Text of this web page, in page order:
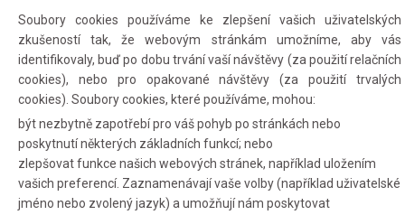
Soubory cookies používáme ke zlepšení vašich uživatelských
zkušeností tak, že webovým stránkám umožníme, aby vás
identifikovaly, buď po dobu trvání vaší návštěvy (za použití relačních
cookies), nebo pro opakované návštěvy (za použití trvalých
cookies). Soubory cookies, které používáme, mohou:
být nezbytně zapotřebí pro váš pohyb po stránkách nebo
poskytnutí některých základních funkcí; nebo
zlepšovat funkce našich webových stránek, například uložením
vašich preferencí. Zaznamenávají vaše volby (například uživatelské
jméno nebo zvolený jazyk) a umožňují nám poskytovat